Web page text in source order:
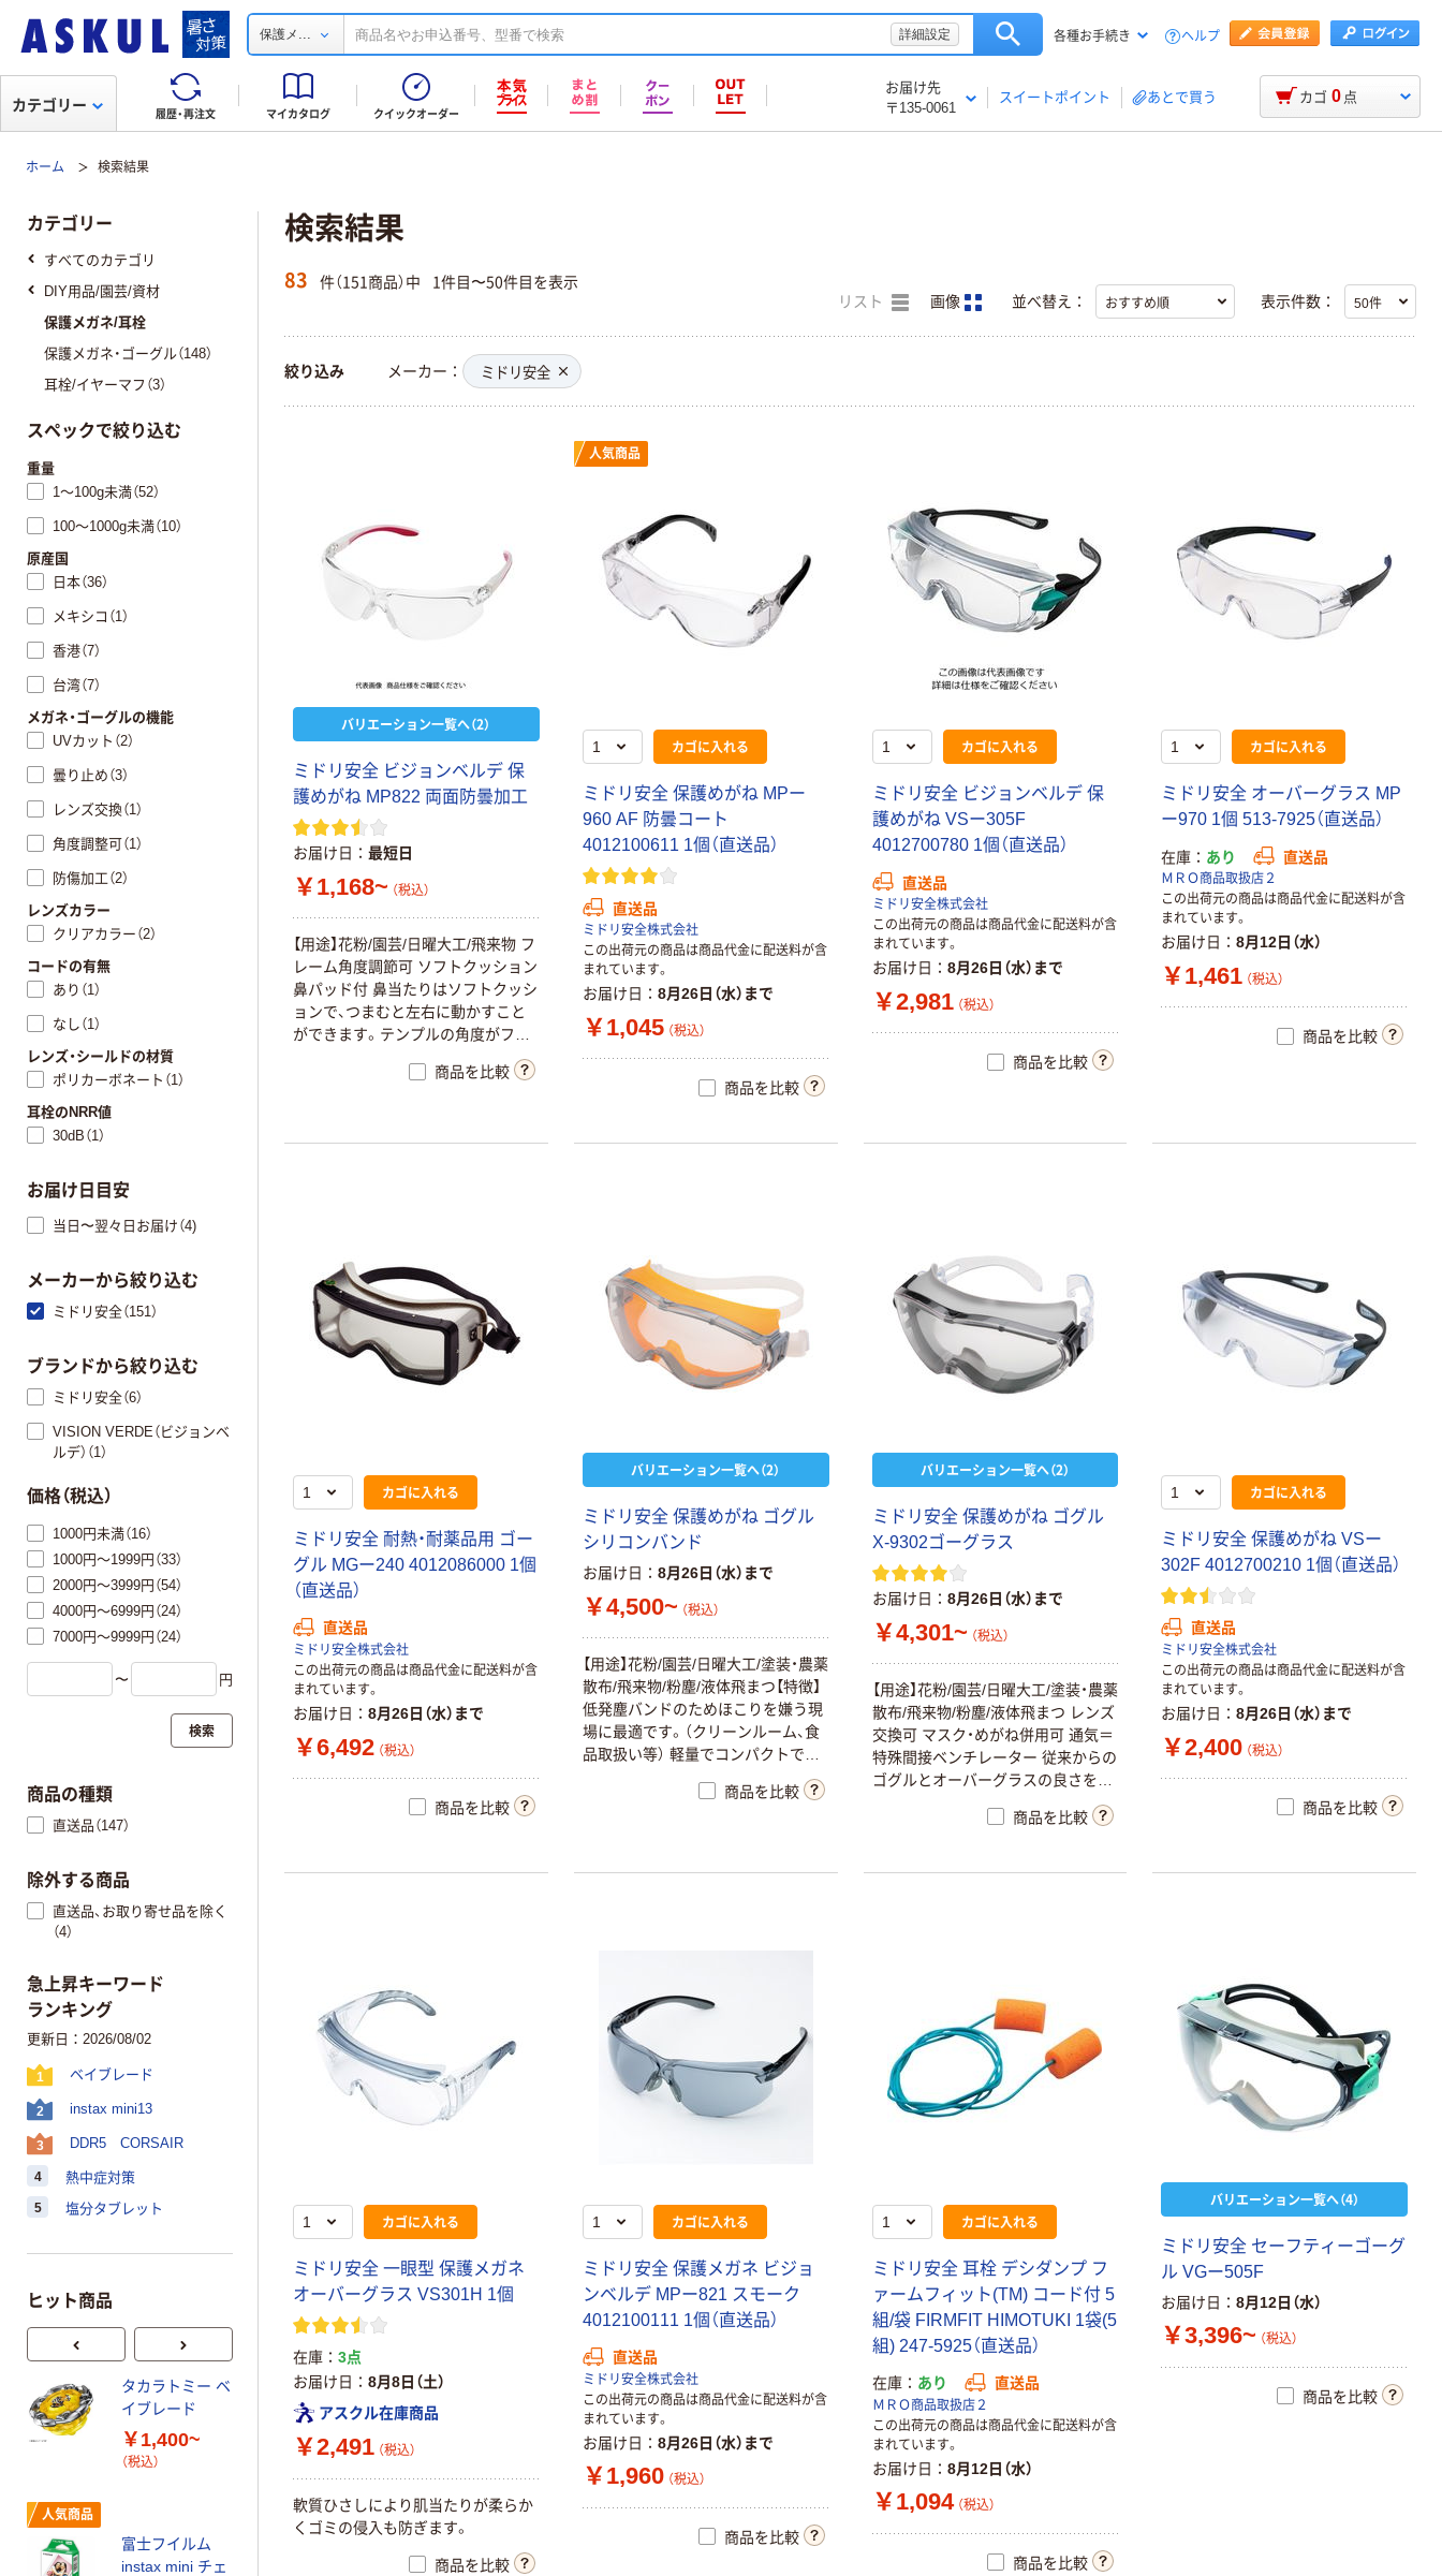
保護メ ... 詳細設定 各種お手続き ヘルプ
履歴・再注文 マイカタログ クイックオーダー
お届け先
〒135-0061
スイートポイント あとで買う
カテゴリー カゴ 0 点
ホーム 検索結果
検索結果
83 件（151商品）中 1件目〜50件目を表示
リスト 画像 並べ替え： 表示件数：
絞り込み メーカー ミドリ安全
バリエーション一覧へ（2）
ミ ド リ 安全 ビジ ョ ンベルデ 保
護めがね M P822 両面 防曇加工
お届け日 最短日
￥1,168~ （税込）
【用途】花粉/園芸/日 曜大工/飛来物 フ
レー ム角度調節可 ソ フ トク ッシ ョ ン
鼻パッ ド付 鼻当た り はソ フ トク ッシ
ョ ンで、 つまむと左右に動かすこ と
ができ ます。 テンプルの角度がフ
商品を比較
人気商品
カゴに入れる
ミ ド リ 安全 保護めがね M Pー
960 AF 防曇コー ト
4012100611 1個 （直送品）
直送品
ミドリ安全株式会社
この出荷元の商品は商品代金に配送料が含
まれています。
お届け日 8月26日（水）まで
￥1,045 （税込）
商品を比較
カゴに入れる
ミ ド リ 安全 ビジ ョ ンベルデ 保
護めがね VSー305F
4012700780 1個 （直送品）
直送品
ミドリ安全株式会社
この出荷元の商品は商品代金に配送料が含
まれています。
お届け日 8月26日（水）まで
￥2,981 （税込）
商品を比較
カゴに入れる
ミ ド リ 安全 オーバーグラ ス M P
ー970 1個 513-7925（直送品）
在庫 あり 直送品
ＭＲＯ商品取扱店２
この出荷元の商品は商品代金に配送料が含
まれています。
お届け日 8月12日（水）
￥1,461 （税込）
商品を比較
カゴに入れる
ミ ド リ 安全 耐熱・耐薬品用 ゴー
グル MGー240 4012086000 1個
（直送品）
直送品
ミドリ安全株式会社
この出荷元の商品は商品代金に配送料が含
まれています。
お届け日 8月26日（水）まで
￥6,492 （税込）
商品を比較
バリエーション一覧へ（2）
ミ ド リ 安全 保護めがね ゴグル
シ リ コ ンバン ド
お届け日 8月26日（水）まで
￥4,500~ （税込）
【用途】花粉/園芸/日 曜大工/塗装・農薬
散布/飛来物/粉塵/液体飛まつ 【特徴】
低発塵バン ドのためほこ り を嫌う現
場に最適です。 （ク リ ーンルー ム、食
品取扱い等） 軽量でコ ンパク トで
ズ
にく く薬品に強いハ
商品を比較
バリエーション一覧へ（2）
ミ ド リ 安全 保護めがね ゴグル
X-9302ゴーグラ ス
お届け日 8月26日（水）まで
￥4,301~ （税込）
【用途】花粉/園芸/日 曜大工/塗装・農薬
散布/飛来物/粉塵/液体飛まつ レンズ
交換可 マスク ・めがね併用可 通気＝
特殊間接ベンチ レーター 従来からの
ゴグルとオーバーグラスの良さを
密
掛け 良さを併せた万
商品を比較
カゴに入れる
ミ ド リ 安全 保護めがね VSー
302F 4012700210 1個 （直送品）
直送品
ミドリ安全株式会社
この出荷元の商品は商品代金に配送料が含
まれています。
お届け日 8月26日（水）まで
￥2,400 （税込）
商品を比較
カゴに入れる
ミ ド リ 安全 一眼型 保護 メガネ
オーバーグラ ス VS301H 1個
在庫
3点
お届け日
8月8日（土）
アスクル在庫商品
￥2,491 （税込）
軟質ひさ しによ り 肌当た り が柔らか
く ゴミの侵入 も防ぎます。
商品を比較
カゴに入れる
ミ ド リ 安全 保護 メガネ ビジ ョ
ンベルデ M Pー821 スモーク
4012100111 1個 （直送品）
直送品
ミドリ安全株式会社
この出荷元の商品は商品代金に配送料が含
まれています。
お届け日 8月26日（水）まで
￥1,960 （税込）
商品を比較
カゴに入れる
ミ ド リ 安全 耳栓 デシダンプ フ
ァームフ ィ ッ ト(TM) コー ド付 5
組/袋 FI RM FI T H MOTUK 1袋(5
組) 247-5925（直送品）
在庫 あり 直送品
ＭＲＯ商品取扱店２
この出荷元の商品は商品代金に配送料が含
まれています。
お届け日 8月12日（水）
￥1,094 （税込）
商品を比較
バリエーション一覧へ（4）
ミ ド リ 安全 セーフティ ーゴーグ
ル VGー505F
お届け日 8月12日（水）
￥3,396~ （税込）
商品を比較
カテゴリー
すべてのカテゴリ
DIY用品/園芸/資材
保護メガネ/耳栓
保護メガネ・ゴーグル（148）
耳栓/イヤーマフ（3）
スペックで絞り込む
重量
1～100g未満（52）
100～1000g未満（10）
原産国
日本（36）
メキシコ（1）
香港（7）
台湾（7）
メガネ・ゴーグルの機能
UVカット（2）
曇り止め（3）
レンズ交換（1）
角度調整可（1）
防傷加工（2）
レンズカラー
クリアカラー（2）
コードの有無
あり（1）
なし（1）
レンズ・シールドの材質
ポリカーボネート（1）
耳栓のNRR値
30dB（1）
お届け日目安
当日〜翌々日お届け（4)
メーカーから絞り込む
ミドリ安全（151）
ブランドから絞り込む
ミドリ安全（6）
VISION VERDE（ビジョンベ
ルデ）（1）
価格（税込）
1000円未満（16）
1000円～1999円（33）
2000円～3999円（54）
4000円～6999円（24）
7000円～9999円（24）
〜 円
検索
商品の種類
直送品（147）
除外する商品
直送品、お取り寄せ品を除く
（4）
急上昇キーワード
ランキング
更新日：2026/08/02
1 ベイブレード
2 instax mini13
3 DDR5 CORSAIR
4 熱中症対策
5 塩分タブレット
ヒット商品
タカラトミー ベ
イブレード
￥1,400~
（税込）
人気商品
富士フイルム
instax mini チェ
本気プライス
アスクル はたら
く ふせん
￥386~ （税込）
本気プライス
ニチバン セロテ
ープ 大巻
￥124~ （税込）
本気プライス
トイレットペー
パー シングル
120ｍ 再生紙
100% 6ロール
リサイクル100
芯あり FSC認
￥470~ （税込）
人気商品
instax mini チェ